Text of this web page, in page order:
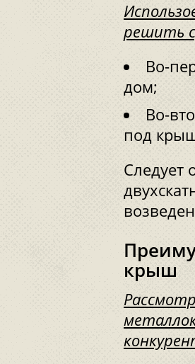
решить
Во-
дом;
Во-
под
Следует
крыш